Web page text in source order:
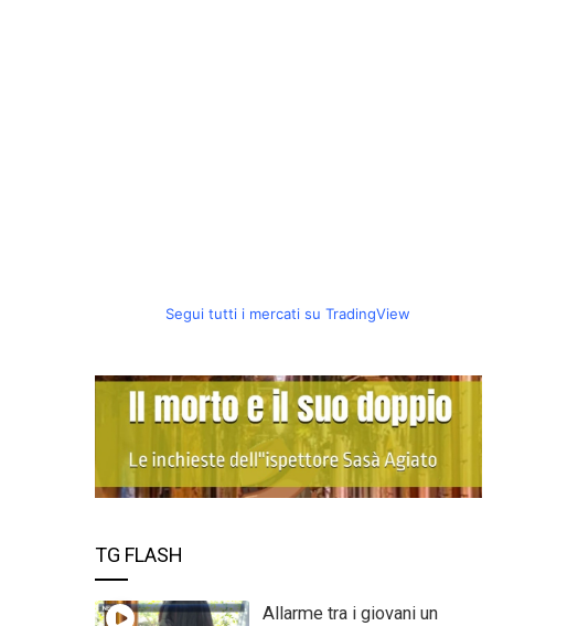
Segui tutti i mercati su TradingView
TG FLASH
Allarme tra i giovani un